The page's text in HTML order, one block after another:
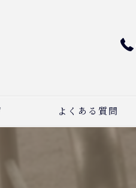
よくある質問